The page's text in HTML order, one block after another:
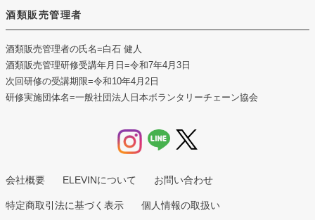
酒類販売管理者
酒類販売管理者の氏名=白石 健人
酒類販売管理研修受講年月日 =令和7年4月3日
次回研修の受講期限=令和10年4月2日
研修実施団体名=一般社団法人日本ボランタリーチェーン協会
会社概要 ELEVINについて お問い合わせ
特定商取引法に基づく表示 個人情報の取扱い